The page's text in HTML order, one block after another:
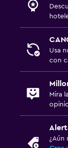
Usa
con
Mira
¿Aún